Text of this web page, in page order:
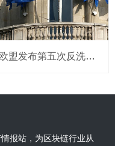
欧盟发布第五次反洗钱指令，金融部门将被允许监控虚拟货币动向
报站，为区块链行业从